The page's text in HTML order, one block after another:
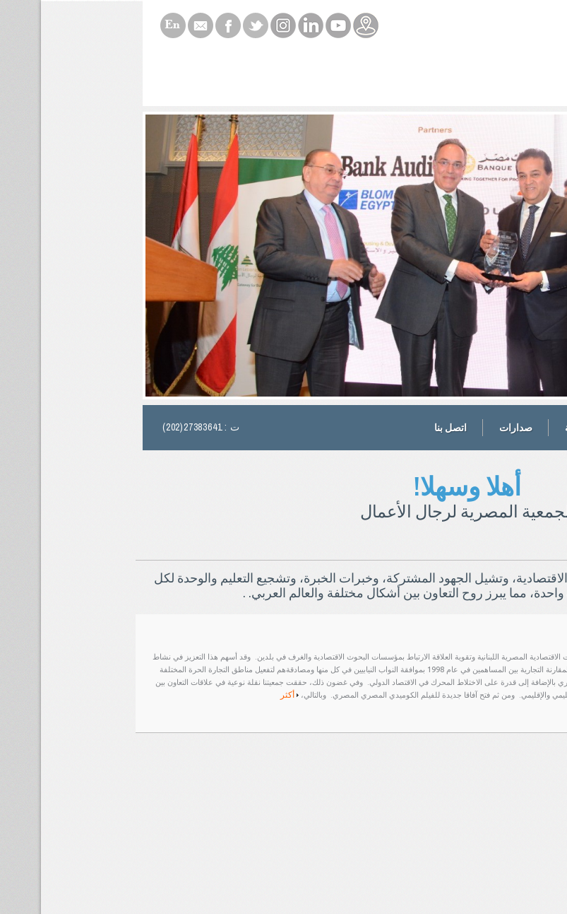
25
28
31
صدارات اتصل بنا ت : 27383641(202)
أهلا وسهلا!
المصرية لرجال الأعمال
وتشيل الجهود المشتركة، وخبرات الخبرة، وتشجيع التعليم والوحدة لكل
مما يبرز روح التعاون بين أشكال مختلفة والعالم العربي. .
المصرية اللبنانية وتقوية العلاقة الارتباط بمؤسسات البحوث الاقتصادية والغرف في بلدين. وقد أسهم هذا التعزيز في نشاط
جمعيتنا التي سعت إلى تفعيل المقارنة التجارية بين المساهمين في عام 1998 بموافقة النواب النيابيين في كل منها ومصادقةهم لتفعيل مناطق التجارة الحرة المختلفة
بالإضافة إلى قدرة على الاختلاط المحرك في الاقتصاد الدولي. وفي غضون ذلك، حققت جمعيتنا نقلة نوعية في علاقات التعاون بين
والإقليمي. ومن ثم فتح آفاقا جديدة للفيلم الكوميدي المصري المصري. وبالتالي، أكثر